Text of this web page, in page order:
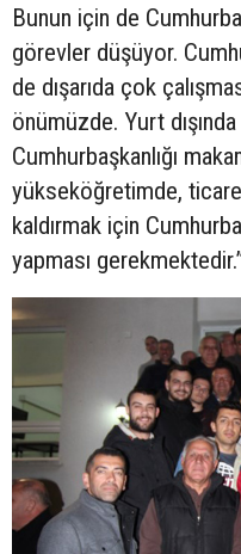
Bunun için de
görevler düşüyor.
de dışarıda çok
önümüzde. Yurt
Cumhurbaşkanlığı
yükseköğretimde,
kaldırmak için
yapması